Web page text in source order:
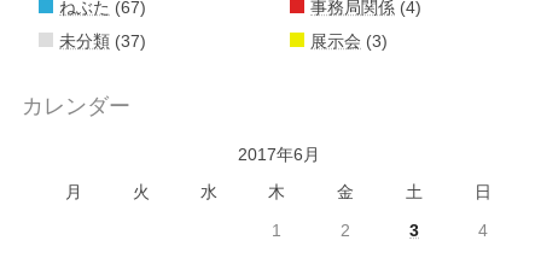
ねぶた (67)
未分類 (37)
事務局関係 (4)
展示会 (3)
カレンダー
2017年6月
月
火 水 木 金 土
日
1
2 3
4